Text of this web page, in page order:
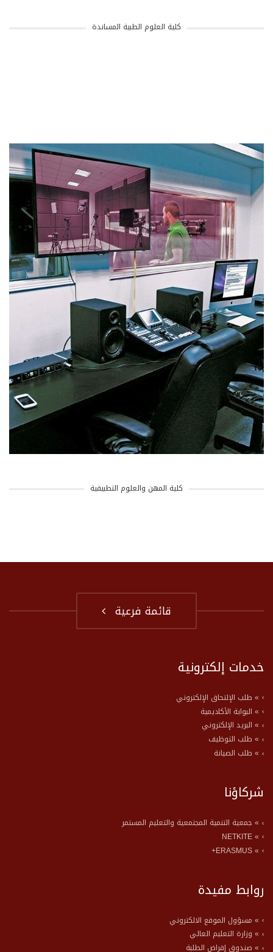
كلية العلوم الطبية المساندة
كلية المهن والعلوم التطبيقية
قائمة فرعية
خدمات إلكترونية
» طلب الإلتحاق الإلكتروني
» البوابة الأكاديمية
» البريد الإلكتروني
» طلب التوظيف
» طلب الصيانة
شركاؤنا
» جمعية التنمية المجتمعية والتعليم المستمر
» NETKITE
» ERASMUS+
روابط مفيدة
» مسؤول الموقع الالكتروني
» وزارة التعليم العالي
» صندوق إقراض الطلبة